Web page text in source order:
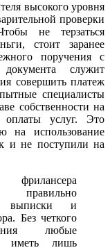
высокого уровня
проверки
не терзаться
стоит заранее
поручения с
служит
совершить платеж
специалисты
собственности на
оплаты услуг. Это
на использование
и не поступили на
выписки и
Без четкого
любые
иметь лишь